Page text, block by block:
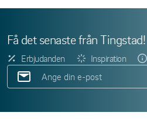
Få det senaste från Tingstad!
Erbjudanden Inspiration